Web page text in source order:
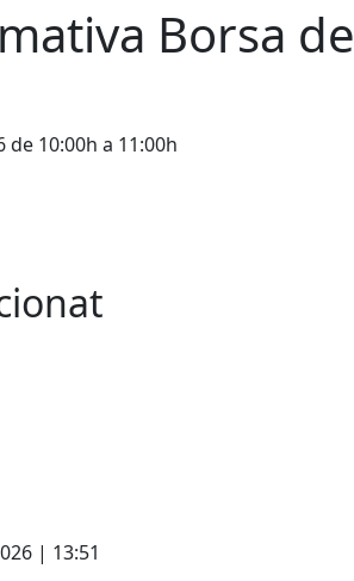
Borsa de
de 10:00h a 11:00h
| 13:51